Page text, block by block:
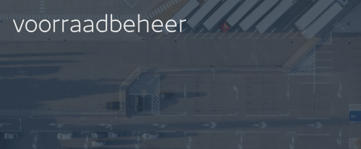
voorraadbeheer